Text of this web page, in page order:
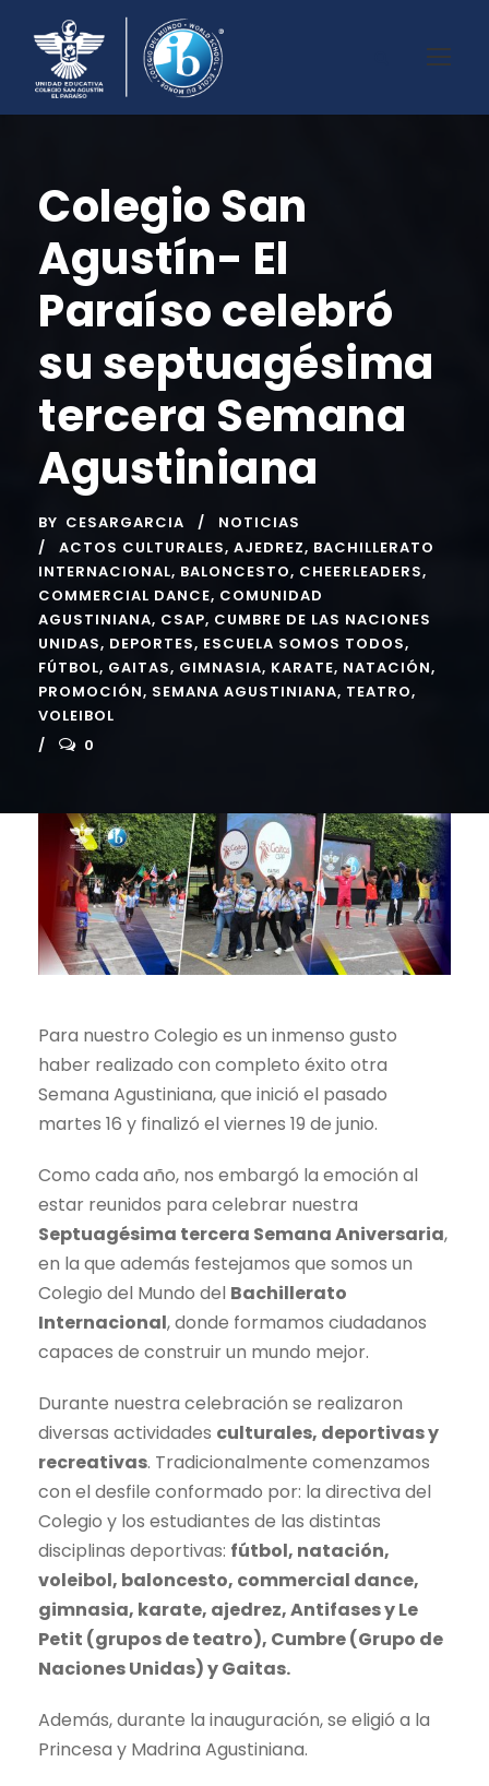
Colegio San
Agustín- El
Paraíso celebró
su septuagésima
tercera Semana
Agustiniana
BY CESARGARCIA
NOTICIAS
ACTOS CULTURALES, AJEDREZ, BACHILLERATO
INTERNACIONAL, BALONCESTO, CHEERLEADERS,
COMMERCIAL DANCE, COMUNIDAD
AGUSTINIANA, CSAP, CUMBRE DE LAS NACIONES
UNIDAS, DEPORTES, ESCUELA SOMOS TODOS,
FÚTBOL, GAITAS, GIMNASIA, KARATE, NATACIÓN,
PROMOCIÓN, SEMANA AGUSTINIANA, TEATRO,
VOLEIBOL
0
Para nuestro Colegio es un inmenso gusto
haber realizado con completo éxito otra
Semana Agustiniana, que inició el pasado
martes 16 y finalizó el viernes 19 de junio.
Como cada año, nos embargó la emoción al
estar reunidos para celebrar nuestra
Septuagésima tercera Semana Aniversaria,
en la que además festejamos que somos un
Colegio del Mundo del Bachillerato
Internacional, donde formamos ciudadanos
capaces de construir un mundo mejor.
Durante nuestra celebración se realizaron
diversas actividades culturales, deportivas y
recreativas. Tradicionalmente comenzamos
con el desfile conformado por: la directiva del
Colegio y los estudiantes de las distintas
disciplinas deportivas: fútbol, natación,
voleibol, baloncesto, commercial dance,
gimnasia, karate, ajedrez, Antifases y Le
Petit (grupos de teatro), Cumbre (Grupo de
Naciones Unidas) y Gaitas.
Además, durante la inauguración, se eligió a la
Princesa y Madrina Agustiniana.